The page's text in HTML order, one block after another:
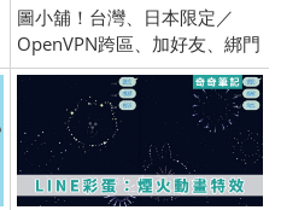
圖小舖！台灣、日本限定／
OpenVPN跨區、加好友、綁門
號／2025/12/3